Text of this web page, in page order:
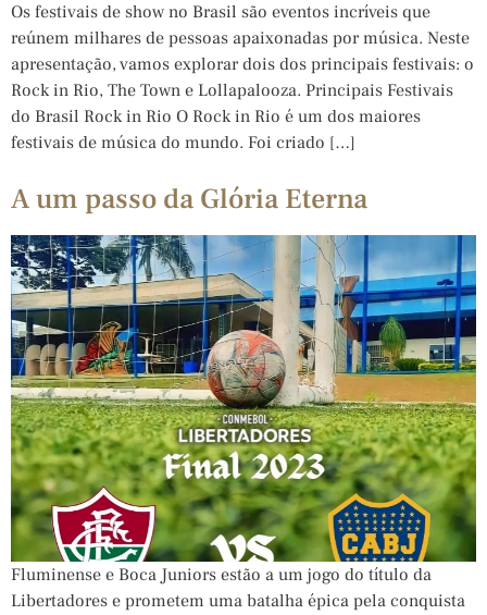
Os festivais de show no Brasil são eventos incríveis que
reúnem milhares de pessoas apaixonadas por música. Neste
apresentação, vamos explorar dois dos principais festivais: o
Rock in Rio, The Town e Lollapalooza. Principais Festivais
do Brasil Rock in Rio O Rock in Rio é um dos maiores
festivais de música do mundo. Foi criado […]
A um passo da Glória Eterna
Fluminense e Boca Juniors estão a um jogo do título da
Libertadores e prometem uma batalha épica pela conquista